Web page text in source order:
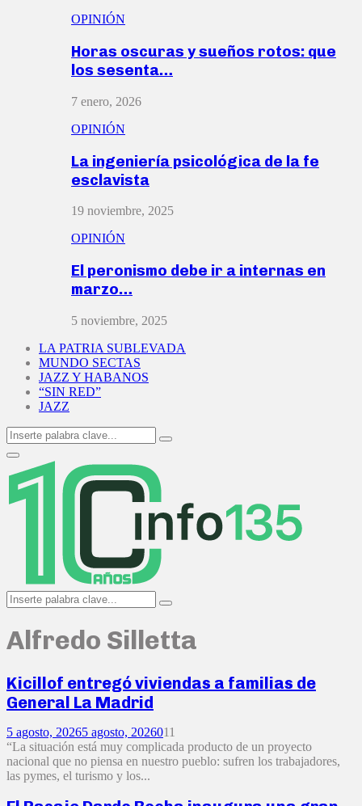
OPINIÓN
Horas oscuras y sueños rotos: que
los sesenta…
7 enero, 2026
OPINIÓN
La ingeniería psicológica de la fe
esclavista
19 noviembre, 2025
OPINIÓN
El peronismo debe ir a internas en
marzo…
5 noviembre, 2025
LA PATRIA SUBLEVADA
MUNDO SECTAS
JAZZ Y HABANOS
“SIN RED”
JAZZ
Search
for:
Search
Primary
Menu
Search
for:
Search
Alfredo Silletta
Kicillof entregó viviendas a familias de
General La Madrid
5 agosto, 20265 agosto, 2026011
“La situación está muy complicada producto de un proyecto
nacional que no piensa en nuestro pueblo: sufren los trabajadores,
las pymes, el turismo y los...